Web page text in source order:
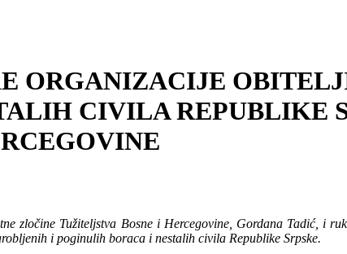
ORGANIZACIJE
CIVILA REPUBLIKE
zločine Tužiteljstva Bosne i Hercegovine, Gordana Tadić, i
i poginulih boraca i nestalih civila Republike Srpske.